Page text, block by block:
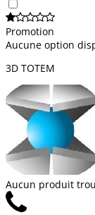
Promotion
Aucune option
3D TOTEM
Aucun produit